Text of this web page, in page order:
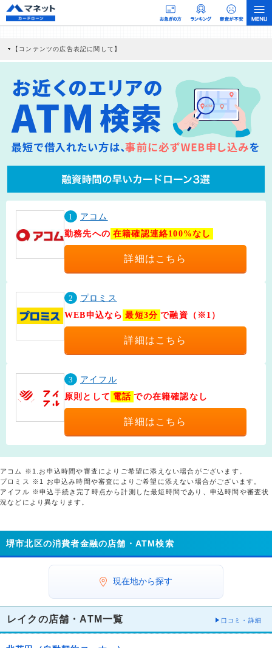
【コンテンツの広告表記に関して】
社に対して企業から紹介報酬が支払われるという収益モデルです。 ただし、特定の
商品を根拠なくPRするものではなく、当編集部の調査／ユーザーへの口コミ収集な
どに基づき、公平性を担保した情報提供を行っています。
>提携企業一覧
1
アコム
勤務先への 在籍確認連絡100%なし
詳細はこちら
2
プロミス
WEB申込なら 最短3分 で融資（※1）
詳細はこちら
3
アイフル
原則として 電話 での在籍確認なし
詳細はこちら
アコム ※1.お申込時間や審査によりご希望に添えない場合がございます。
プロミス ※1 お申込み時間や審査によりご希望に添えない場合がございます。
アイフル ※申込手続き完了時点から計測した最短時間であり、申込時間や審査状
況などにより異なります。
堺市北区の消費者金融の店舗・ATM検索
現在地から探す
レイクの店舗・ATM一覧 口コミ・詳細